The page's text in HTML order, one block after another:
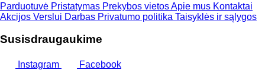
Parduotuvė Pristatymas Prekybos vietosApie mus Kontaktai
Akcijos Verslui Darbas Privatumo politika Taisyklės ir sąlygos
Susisdraugaukime
Instagram Facebook